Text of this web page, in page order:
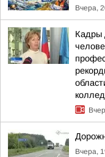
Вчера,
Кадры
Вчера,